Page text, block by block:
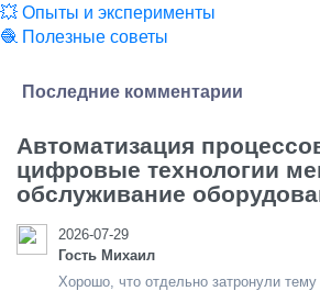
💥 Опыты и эксперименты
🧶 Полезные советы
Последние комментарии
Автоматизация
цифровые технологии
обслуживание
2026-07-29
Гость Михаил
Хорошо, что отдельно затронули